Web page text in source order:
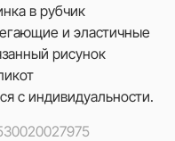
в рубчик
и эластичные
рисунок
с индивидуальности.